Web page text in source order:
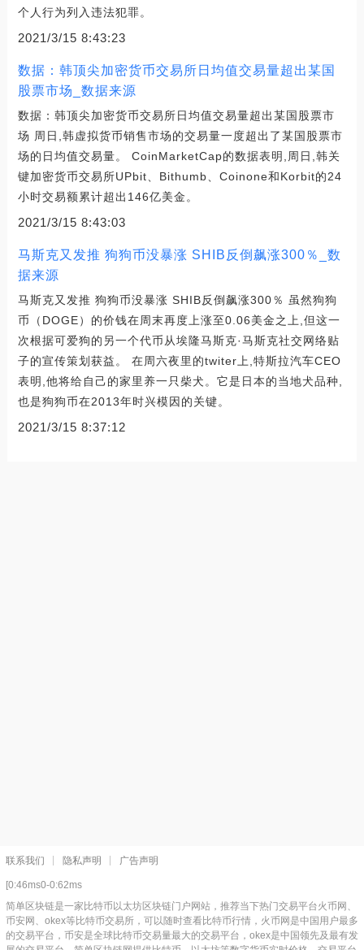
个人行为列入违法犯罪。
2021/3/15 8:43:23
数据：韩顶尖加密货币交易所日均值交易量超出某国
股票市场_数据来源
数据：韩顶尖加密货币交易所日均值交易量超出某国股票市
场 周日,韩虚拟货币销售市场的交易量一度超出了某国股票市
场的日均值交易量。 CoinMarketCap的数据表明,周日,韩关
键加密货币交易所UPbit、Bithumb、Coinone和Korbit的24
小时交易额累计超出146亿美金。
2021/3/15 8:43:03
马斯克又发推 狗狗币没暴涨 SHIB反倒飙涨300％_数
据来源
马斯克又发推 狗狗币没暴涨 SHIB反倒飙涨300％ 虽然狗狗
币（DOGE）的价钱在周末再度上涨至0.06美金之上,但这一
次根据可爱狗的另一个代币从埃隆马斯克·马斯克社交网络贴
子的宣传策划获益。 在周六夜里的twiter上,特斯拉汽车CEO
表明,他将给自己的家里养一只柴犬。它是日本的当地犬品种,
也是狗狗币在2013年时兴模因的关键。
2021/3/15 8:37:12
联系我们 隐私声明 广告声明
[0:46ms0-0:62ms
简单区块链是一家比特币以太坊区块链门户网站，推荐当下热门交易平台火币网、
币安网、okex等比特币交易所，可以随时查看比特币行情，火币网是中国用户最多
的交易平台，币安是全球比特币交易量最大的交易平台，okex是中国领先及最有发